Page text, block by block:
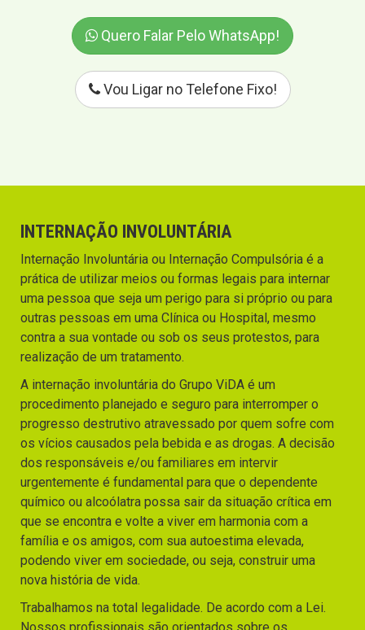
Quero Falar Pelo WhatsApp!
Vou Ligar no Telefone Fixo!
INTERNAÇÃO INVOLUNTÁRIA
Internação Involuntária ou Internação Compulsória é a
prática de utilizar meios ou formas legais para internar
uma pessoa que seja um perigo para si próprio ou para
outras pessoas em uma Clínica ou Hospital, mesmo
contra a sua vontade ou sob os seus protestos, para
realização de um tratamento.
A internação involuntária do Grupo ViDA é um
procedimento planejado e seguro para interromper o
progresso destrutivo atravessado por quem sofre com
os vícios causados pela bebida e as drogas. A decisão
dos responsáveis e/ou familiares em intervir
urgentemente é fundamental para que o dependente
químico ou alcoólatra possa sair da situação crítica em
que se encontra e volte a viver em harmonia com a
família e os amigos, com sua autoestima elevada,
podendo viver em sociedade, ou seja, construir uma
nova história de vida.
Trabalhamos na total legalidade. De acordo com a Lei.